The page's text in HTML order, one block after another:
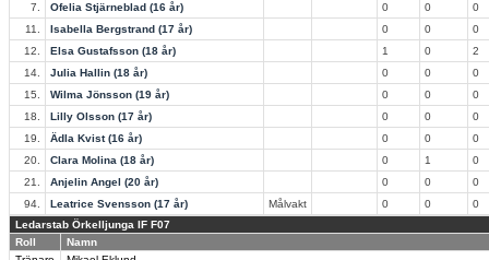
7.
Ofelia Stjärneblad (16 år) 0 0
0
11.
Isabella Bergstrand (17 år) 0 0
0
12.
Elsa Gustafsson (18 år) 1 0
2
14.
Julia Hallin (18 år) 0 0
0
15.
Wilma Jönsson (19 år) 0 0
0
18.
Lilly Olsson (17 år) 0 0
0
19.
Ädla Kvist (16 år) 0 0
0
20.
Clara Molina (18 år) 0 1
0
21.
Anjelin Angel (20 år) 0 0
0
94.
Leatrice Svensson (17 år) Målvakt 0 0
0
Ledarstab Örkelljunga IF F07
Roll
Namn